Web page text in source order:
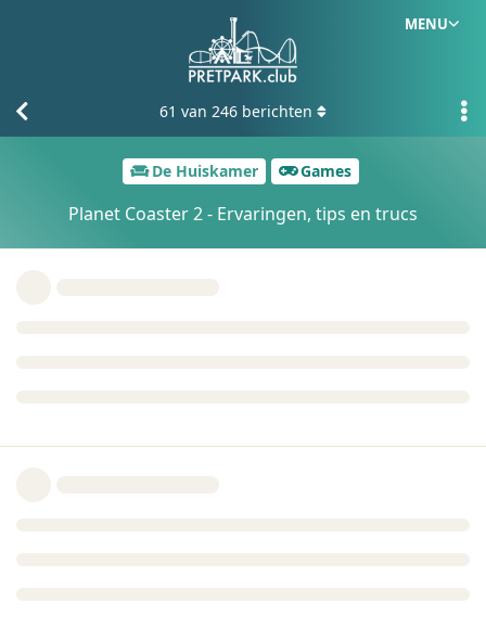
MENU
De Huiskamer Games
Planet Coaster 2 - Ervaringen, tips en trucs
61 van 246 berichten